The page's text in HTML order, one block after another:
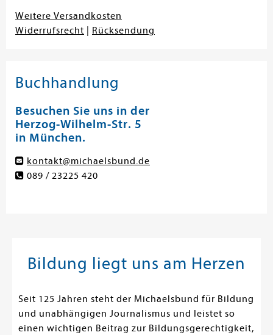
Weitere Versandkosten
Widerrufsrecht
Rücksendung
Buchhandlung
Besuchen Sie uns in der
Herzog-Wilhelm-Str. 5
in München.
kontakt@michaelsbund.de
089 / 23225 420
Bildung liegt uns am Herzen
Seit 125 Jahren steht der Michaelsbund für Bildung
und unabhängigen Journalismus und leistet so
einen wichtigen Beitrag zur Bildungsgerechtigkeit,